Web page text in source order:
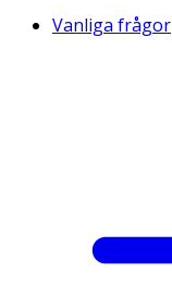
Vanliga frågor